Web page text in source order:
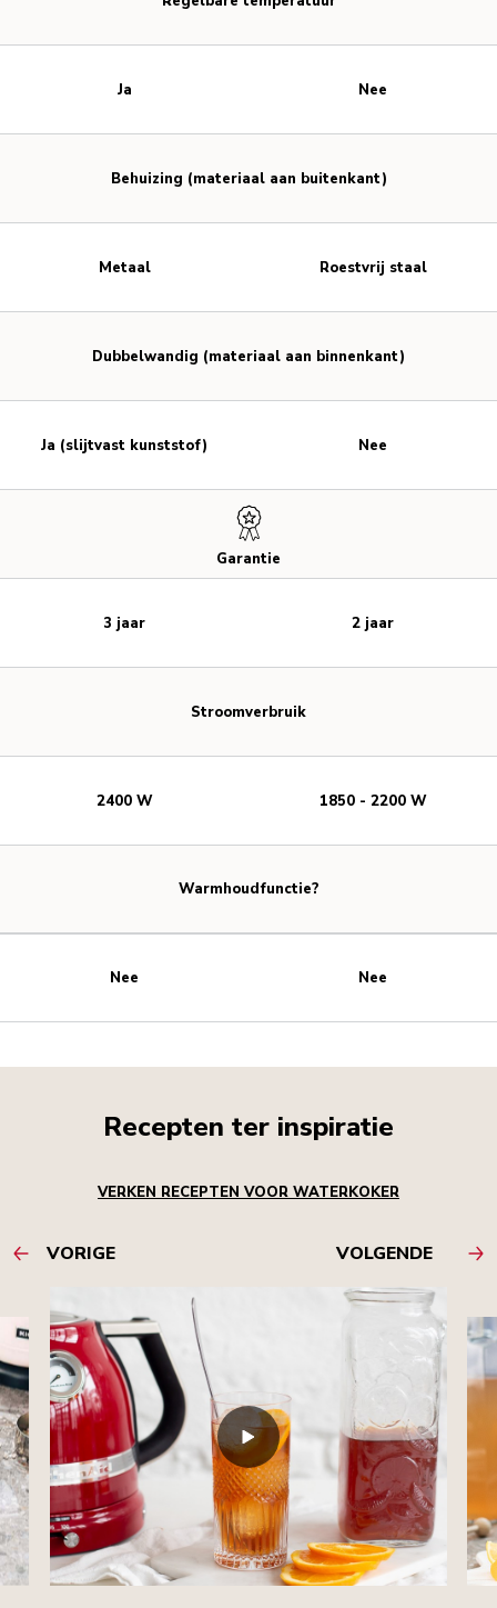
Behuizing (materiaal aan buitenkant)
Dubbelwandig (materiaal aan binnenkant)
Garantie
Stroomverbruik
Warmhoudfunctie?
Ja
Metaal
Ja (slijtvast kunststof)
3 jaar
2400 W
Nee
Nee
Roestvrij staal
Nee
2 jaar
1850 - 2200 W
Nee
Recepten ter inspiratie
VERKEN RECEPTEN VOOR WATERKOKER
VORIGE VOLGENDE